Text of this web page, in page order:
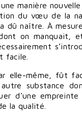
manière nouvelle
du vœu de la
dû naître. À
on manquait,
facile.
elle-même, fût
substance
d’une empreinte
la qualité.